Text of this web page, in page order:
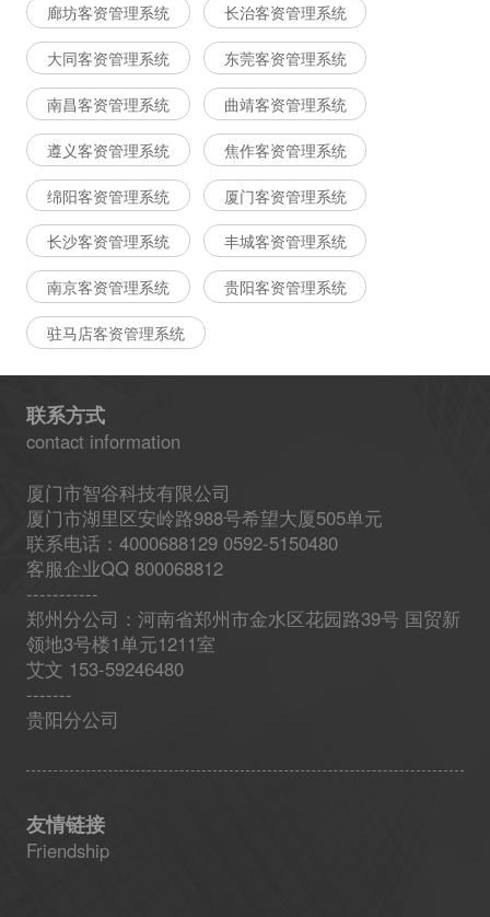
廊坊客资管理系统 长治客资管理系统
大同客资管理系统 东莞客资管理系统
南昌客资管理系统 曲靖客资管理系统
遵义客资管理系统 焦作客资管理系统
绵阳客资管理系统 厦门客资管理系统
长沙客资管理系统 丰城客资管理系统
南京客资管理系统 贵阳客资管理系统
驻马店客资管理系统
联系方式
contact information
厦门市智谷科技有限公司
厦门市湖里区安岭路988号希望大厦505单元
联系电话：4000688129 0592-5150480
客服企业QQ 800068812
-----------
郑州分公司：河南省郑州市金水区花园路39号 国贸新
领地3号楼1单元1211室
艾文 153-59246480
-------
贵阳分公司
友情链接
Friendship